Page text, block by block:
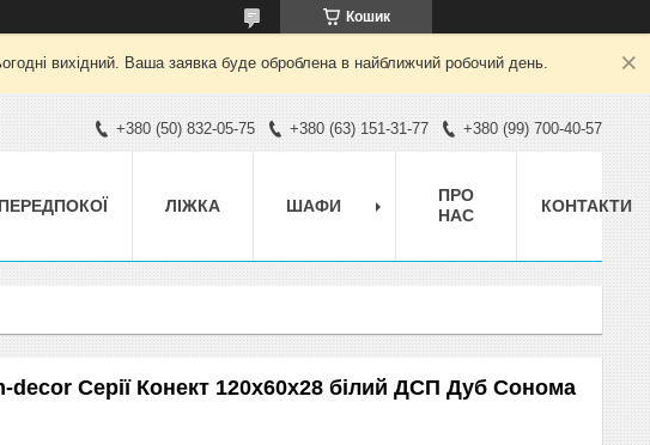
Кошик
вихідний. Ваша заявка буде оброблена в найближчий робочий день.
+380 (50) 832-05-75 +380 (63) 151-31-77 +380 (99) 700-40-57
ПЕРЕДПОКОЇ ЛІЖКА ШАФИ
ПРО
НАС
КОНТАКТИ
decor Серії Конект 120x60x28 білий ДСП Дуб Сонома